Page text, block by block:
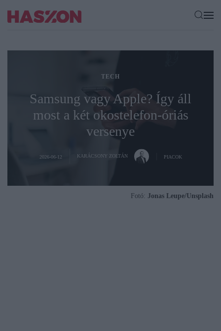
TECH
Samsung vagy Apple? Így áll
most a két okostelefon-óriás
versenye
2026-06-12 KARÁCSONY ZOLTÁN PIACOK
Fotó: Jonas Leupe/Unsplash